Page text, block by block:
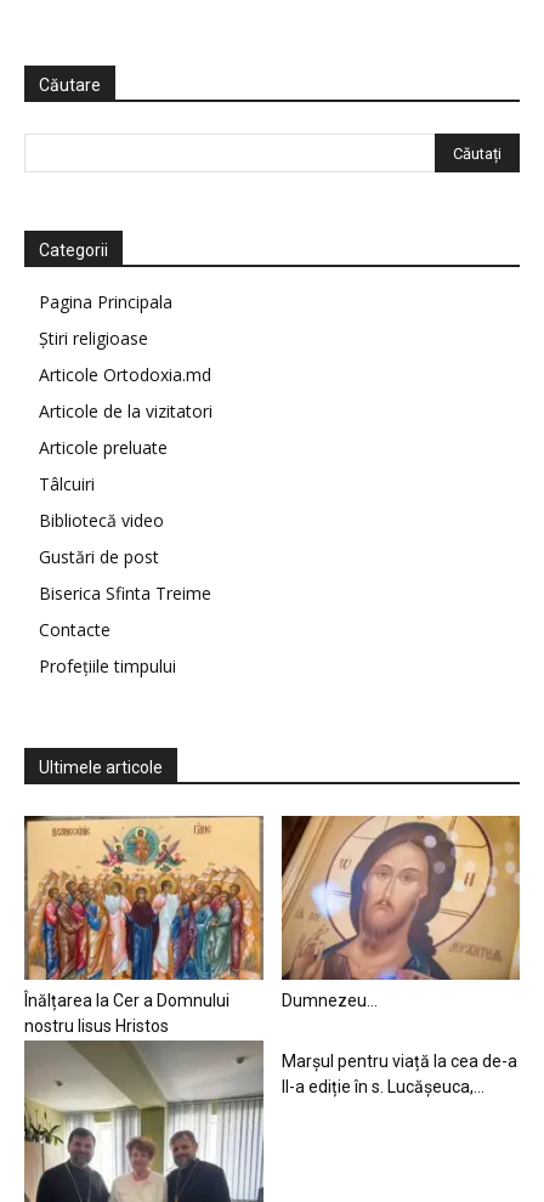
Căutare
Categorii
Pagina Principala
Știri religioase
Articole Ortodoxia.md
Articole de la vizitatori
Articole preluate
Tâlcuiri
Bibliotecă video
Gustări de post
Biserica Sfinta Treime
Contacte
Profețiile timpului
Ultimele articole
Înălțarea la Cer a Domnului
nostru Iisus Hristos
Dumnezeu…
Marșul pentru viață la cea de-a
II-a ediție în s. Lucășeuca,...